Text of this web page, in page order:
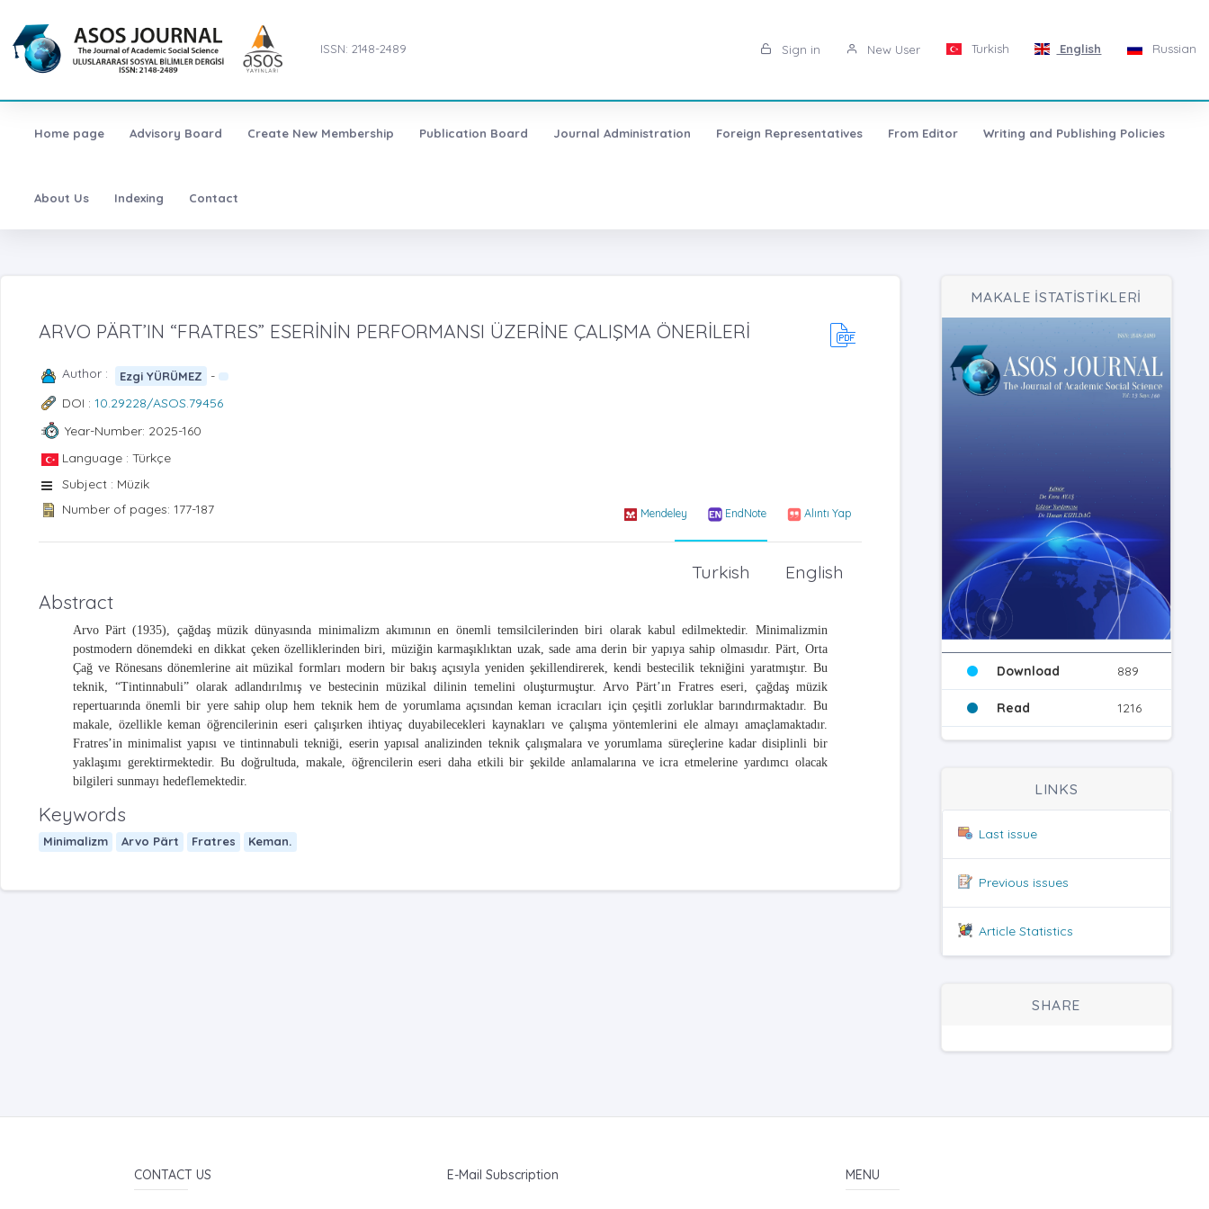
ISSN: 2148-2489 Sign in New User Turkish English Russian
Home page Advisory Board Create New Membership Publication Board Journal Administration Foreign Representatives From Editor Writing and Publishing Policies
About Us Indexing Contact
ARVO PÄRT’IN “FRATRES” ESERİNİN PERFORMANSI ÜZERİNE ÇALIŞMA ÖNERİLERİ
Author : Ezgi YÜRÜMEZ
-
DOI : 10.29228/ASOS.79456
Year-Number: 2025-160
Language : Türkçe
Subject : Müzik
Number of pages: 177-187
Mendeley EndNote Alıntı Yap
English
Turkish
Abstract
Arvo Pärt (1935), çağdaş müzik dünyasında minimalizm akımının en önemli temsilcilerinden biri olarak kabul edilmektedir. Minimalizmin
postmodern dönemdeki en dikkat çeken özelliklerinden biri, müziğin karmaşıklıktan uzak, sade ama derin bir yapıya sahip olmasıdır. Pärt, Orta
Çağ ve Rönesans dönemlerine ait müzikal formları modern bir bakış açısıyla yeniden şekillendirerek, kendi bestecilik tekniğini yaratmıştır. Bu
teknik, “Tintinnabuli” olarak adlandırılmış ve bestecinin müzikal dilinin temelini oluşturmuştur. Arvo Pärt’ın Fratres eseri, çağdaş müzik
repertuarında önemli bir yere sahip olup hem teknik hem de yorumlama açısından keman icracıları için çeşitli zorluklar barındırmaktadır. Bu
makale, özellikle keman öğrencilerinin eseri çalışırken ihtiyaç duyabilecekleri kaynakları ve çalışma yöntemlerini ele almayı amaçlamaktadır.
Fratres’in minimalist yapısı ve tintinnabuli tekniği, eserin yapısal analizinden teknik çalışmalara ve yorumlama süreçlerine kadar disiplinli bir
yaklaşımı gerektirmektedir. Bu doğrultuda, makale, öğrencilerin eseri daha etkili bir şekilde anlamalarına ve icra etmelerine yardımcı olacak
bilgileri sunmayı hedeflemektedir.
Keywords
Minimalizm Arvo Pärt Fratres Keman.
MAKALE İSTATİSTİKLERİ
Download 889
Read 1216
LINKS
Last issue
Previous issues
Article Statistics
SHARE
CONTACT US E-Mail Subscription MENU